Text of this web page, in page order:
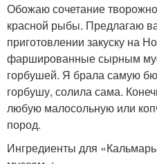
Обожаю сочетание
красной рыбы. Предлагаю
приготовлении закуску на
фаршированные сырным
горбушей. Я брала самую
горбушу, солила сама.
любую малосольную или
пород.
Ингредиенты для